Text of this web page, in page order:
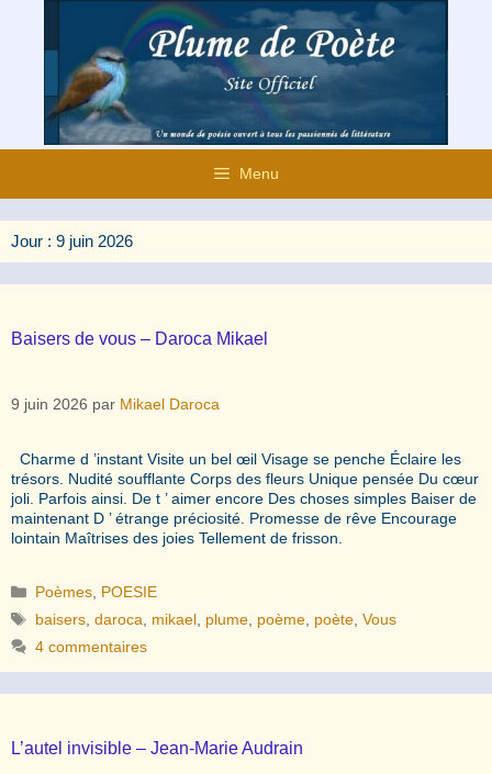
contenu
Menu
Jour : 9 juin 2026
Baisers de vous – Daroca Mikael
9 juin 2026 par Mikael Daroca
Charme d ’instant Visite un bel œil Visage se penche Éclaire les
trésors. Nudité soufflante Corps des fleurs Unique pensée Du cœur
joli. Parfois ainsi. De t ’ aimer encore Des choses simples Baiser de
maintenant D ’ étrange préciosité. Promesse de rêve Encourage
lointain Maîtrises des joies Tellement de frisson.
Catégories
Poèmes POESIE
Étiquettes
baisers ,daroca mikael plume poème poète ,Vous
4 commentaires
L’autel invisible – Jean-Marie Audrain